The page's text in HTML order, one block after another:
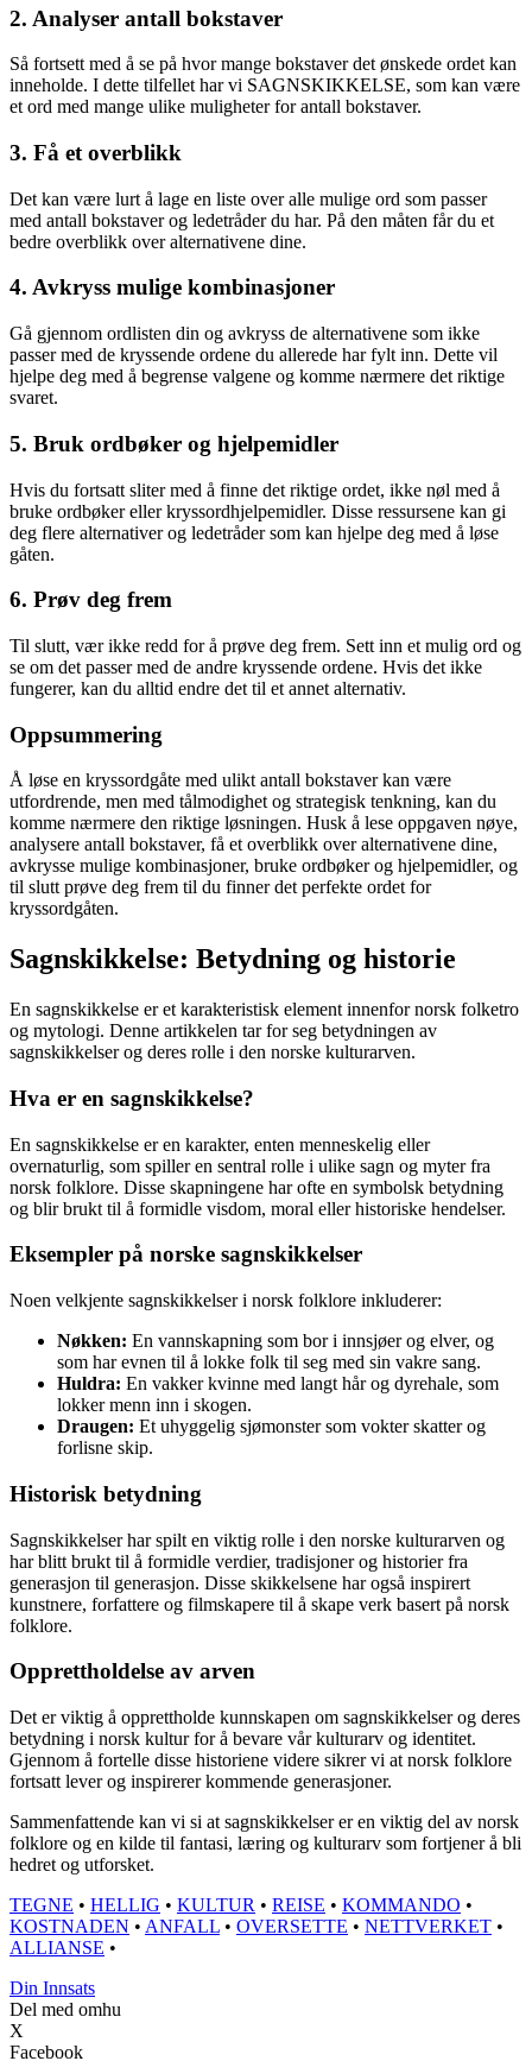
2. Analyser antall bokstaver
Så fortsett med å se på hvor mange bokstaver det ønskede ordet kan
inneholde. I dette tilfellet har vi SAGNSKIKKELSE, som kan være
et ord med mange ulike muligheter for antall bokstaver.
3. Få et overblikk
Det kan være lurt å lage en liste over alle mulige ord som passer
med antall bokstaver og ledetråder du har. På den måten får du et
bedre overblikk over alternativene dine.
4. Avkryss mulige kombinasjoner
Gå gjennom ordlisten din og avkryss de alternativene som ikke
passer med de kryssende ordene du allerede har fylt inn. Dette vil
hjelpe deg med å begrense valgene og komme nærmere det riktige
svaret.
5. Bruk ordbøker og hjelpemidler
Hvis du fortsatt sliter med å finne det riktige ordet, ikke nøl med å
bruke ordbøker eller kryssordhjelpemidler. Disse ressursene kan gi
deg flere alternativer og ledetråder som kan hjelpe deg med å løse
gåten.
6. Prøv deg frem
Til slutt, vær ikke redd for å prøve deg frem. Sett inn et mulig ord og
se om det passer med de andre kryssende ordene. Hvis det ikke
fungerer, kan du alltid endre det til et annet alternativ.
Oppsummering
Å løse en kryssordgåte med ulikt antall bokstaver kan være
utfordrende, men med tålmodighet og strategisk tenkning, kan du
komme nærmere den riktige løsningen. Husk å lese oppgaven nøye,
analysere antall bokstaver, få et overblikk over alternativene dine,
avkrysse mulige kombinasjoner, bruke ordbøker og hjelpemidler, og
til slutt prøve deg frem til du finner det perfekte ordet for
kryssordgåten.
Sagnskikkelse: Betydning og historie
En sagnskikkelse er et karakteristisk element innenfor norsk folketro
og mytologi. Denne artikkelen tar for seg betydningen av
sagnskikkelser og deres rolle i den norske kulturarven.
Hva er en sagnskikkelse?
En sagnskikkelse er en karakter, enten menneskelig eller
overnaturlig, som spiller en sentral rolle i ulike sagn og myter fra
norsk folklore. Disse skapningene har ofte en symbolsk betydning
og blir brukt til å formidle visdom, moral eller historiske hendelser.
Eksempler på norske sagnskikkelser
Noen velkjente sagnskikkelser i norsk folklore inkluderer:
Nøkken: En vannskapning som bor i innsjøer og elver, og
som har evnen til å lokke folk til seg med sin vakre sang.
Huldra: En vakker kvinne med langt hår og dyrehale, som
lokker menn inn i skogen.
Draugen: Et uhyggelig sjømonster som vokter skatter og
forlisne skip.
Historisk betydning
Sagnskikkelser har spilt en viktig rolle i den norske kulturarven og
har blitt brukt til å formidle verdier, tradisjoner og historier fra
generasjon til generasjon. Disse skikkelsene har også inspirert
kunstnere, forfattere og filmskapere til å skape verk basert på norsk
folklore.
Opprettholdelse av arven
Det er viktig å opprettholde kunnskapen om sagnskikkelser og deres
betydning i norsk kultur for å bevare vår kulturarv og identitet.
Gjennom å fortelle disse historiene videre sikrer vi at norsk folklore
fortsatt lever og inspirerer kommende generasjoner.
Sammenfattende kan vi si at sagnskikkelser er en viktig del av norsk
folklore og en kilde til fantasi, læring og kulturarv som fortjener å bli
hedret og utforsket.
TEGNE • HELLIG • KULTUR • REISE • KOMMANDO •
KOSTNADEN • ANFALL • OVERSETTE • NETTVERKET •
ALLIANSE •
Din Innsats
Del med omhu
X
Facebook